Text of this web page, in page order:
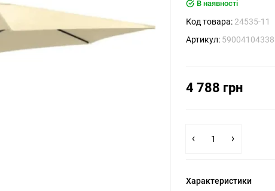
В наявності
Код товара: 24535-11
Артикул:
4 788 грн
Характеристики